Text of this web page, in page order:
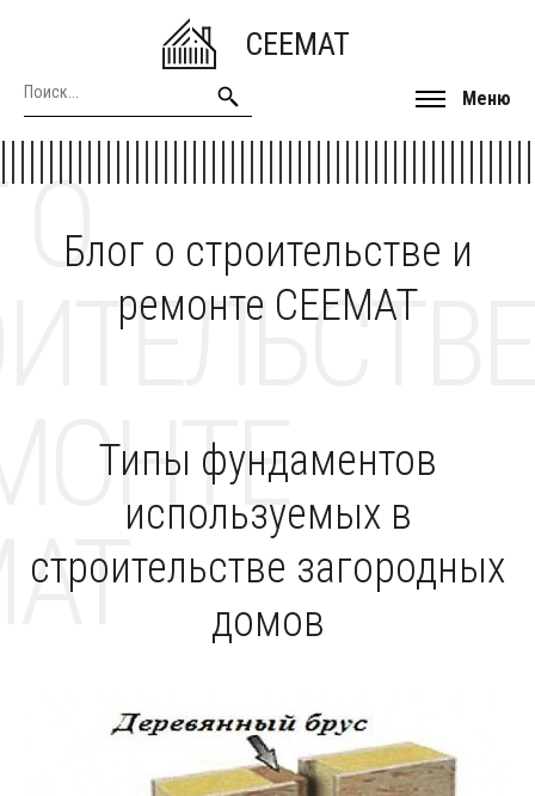
CEEMAT
Меню
Блог о строительстве и
ремонте CEEMAT
О
Типы фундаментов
используемых в
строительстве загородных
домов